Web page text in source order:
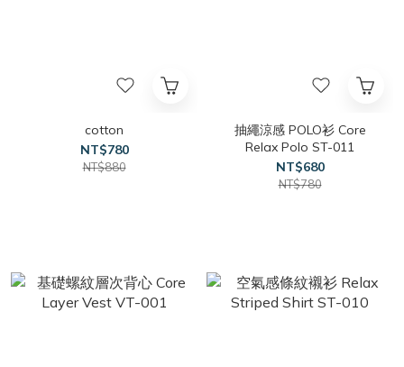
cotton
NT$780
NT$880
抽繩涼感 POLO衫 Core
Relax Polo ST-011
NT$680
NT$780